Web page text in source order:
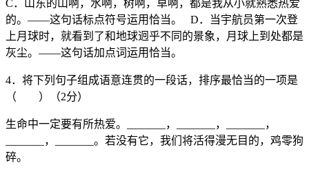
C．山东的山啊，水啊，树啊，草啊，都是我从小就熟悉热爱
的。——这句话标点符号运用恰当。 D．当宇航员第一次登
上月球时，就看到了和地球迥乎不同的景象，月球上到处都是
灰尘。——这句话加点词运用恰当。
4．将下列句子组成语意连贯的一段话，排序最恰当的一项是
（ ）（2分）
生命中一定要有所热爱。_______，_______，_______，
_______，_______。若没有它，我们将活得漫无目的，鸡零狗
碎。